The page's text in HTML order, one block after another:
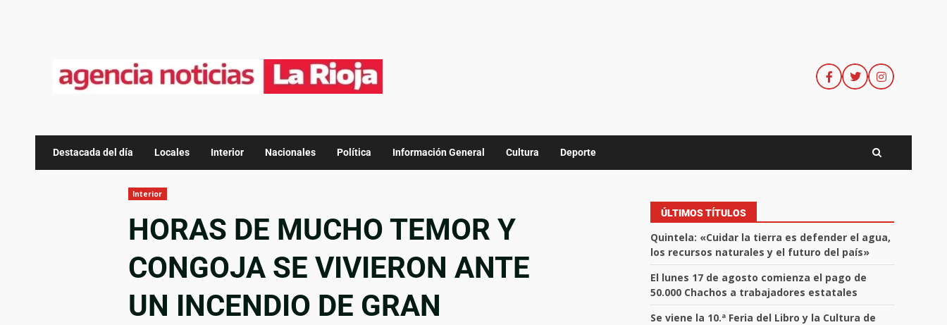
Destacada del día Locales Interior Nacionales Política Información General Cultura Deporte
Interior
HORAS DE MUCHO TEMOR Y
CONGOJA SE VIVIERON ANTE
UN INCENDIO DE GRAN
ÚLTIMOS TÍTULOS
Quintela: «Cuidar la tierra es defender el agua,
los recursos naturales y el futuro del país»
El lunes 17 de agosto comienza el pago de
50.000 Chachos a trabajadores estatales
Se viene la 10.ª Feria del Libro y la Cultura de